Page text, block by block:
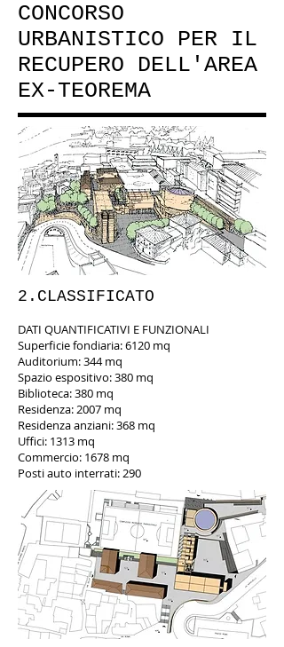
CONCORSO
URBANISTICO PER IL
RECUPERO DELL'AREA
EX-TEOREMA
2.CLASSIFICATO
DATI QUANTIFICATIVI E FUNZIONALI
Superficie fondiaria: 6120 mq
Auditorium: 344 mq
Spazio espositivo: 380 mq
Biblioteca: 380 mq
Residenza: 2007 mq
Residenza anziani: 368 mq
Uffici: 1313 mq
Commercio: 1678 mq
Posti auto interrati: 290